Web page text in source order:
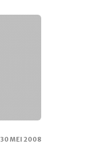
30 MEI 2008